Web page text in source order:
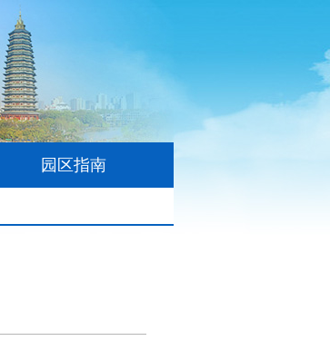
园区指南